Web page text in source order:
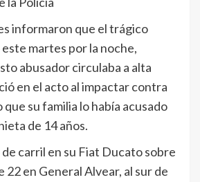
informaron que el trágico
martes por la noche,
abusador circulaba a alta
en el acto al impactar contra
que su familia lo había acusado
de 14 años.
carril en su Fiat Ducato sobre
22 en General Alvear, al sur de